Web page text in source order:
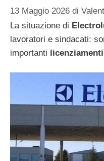
13 Maggio 2026 di
La situazione di
lavoratori e sindacati:
importanti licenziamenti